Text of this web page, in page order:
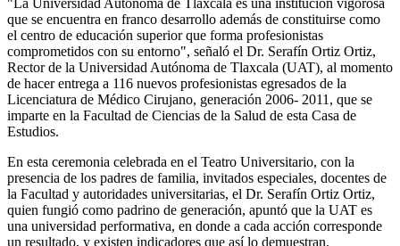
"La Universidad Autónoma de Tlaxcala es una institución vigorosa
que se encuentra en franco desarrollo además de constituirse como
el centro de educación superior que forma profesionistas
comprometidos con su entorno", señaló el Dr. Serafín Ortiz Ortiz,
Rector de la Universidad Autónoma de Tlaxcala (UAT), al momento
de hacer entrega a 116 nuevos profesionistas egresados de la
Licenciatura de Médico Cirujano, generación 2006- 2011, que se
imparte en la Facultad de Ciencias de la Salud de esta Casa de
Estudios.
En esta ceremonia celebrada en el Teatro Universitario, con la
presencia de los padres de familia, invitados especiales, docentes de
la Facultad y autoridades universitarias, el Dr. Serafín Ortiz Ortiz,
quien fungió como padrino de generación, apuntó que la UAT es
una universidad performativa, en donde a cada acción corresponde
un resultado, y existen indicadores que así lo demuestran.